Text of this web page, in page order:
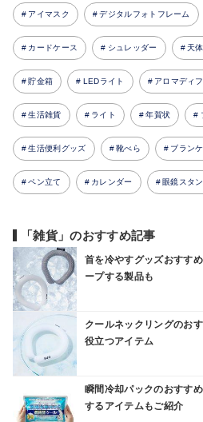
アイマスク デジタルフォトフレーム
カードケース シュレッダー 天
貯金箱 LEDライト アロマディ
生活雑貨 ライト 年賀状
生活便利グッズ 靴べら ブラン
ペン立て カレンダー 眼鏡スタ
「雑貨」のおすすめ記事
首を冷やすグッズおすす
ープする製品も
クールネックリングのお
役立つアイテム
瞬間冷却パックのおすす
するアイテムもご紹介